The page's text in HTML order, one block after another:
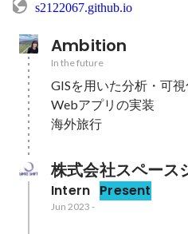
s2122067.github.io
Ambition
In the future
GISを用いた分析・可
Webアプリの実装
海外旅行
株式会社スペース
Intern Present
Jun 2023 -